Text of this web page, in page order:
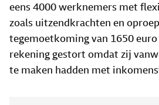
eens 4000 werknemers met
zoals uitzendkrachten en
tegemoetkoming van 1650
rekening gestort omdat zij
te maken hadden met